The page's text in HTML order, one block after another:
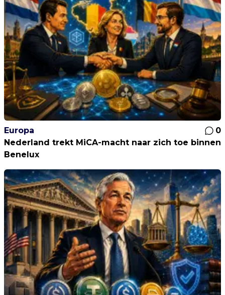
Europa
0
Nederland trekt MiCA-macht naar zich toe binnen
Benelux